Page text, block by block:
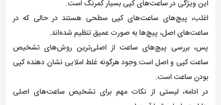
این ویژگی درساعت‌های کپی بسیار کمرنگ است.
اغلب، پیچ‌های ساعت‌های کپی سطحی هستند در حالی که در
ساعت‌های اصل، پیچ‌ها به صورت عمیق تنظیم شده‌اند.
پس، بررسی پیچ‌های ساعت از اصلی‌ترین روش‌های تشخیص
ساعتکپی و اصل است.وجود هرگونه غلط املایی نشان دهنده کپی
بودن ساعت است.
در ادامه، لیستی از نکات مهم برای تشخیصساعت‌های اصلی